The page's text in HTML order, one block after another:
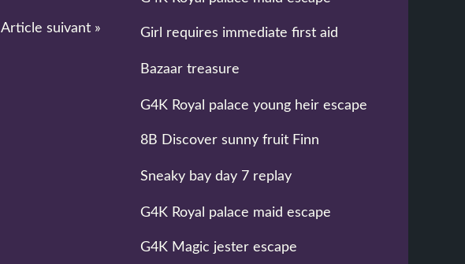
Article suivant » Girl requires immediate first aid
Bazaar treasure
G4K Royal palace young heir escape
8B Discover sunny fruit Finn
Sneaky bay day 7 replay
G4K Royal palace maid escape
G4K Magic jester escape